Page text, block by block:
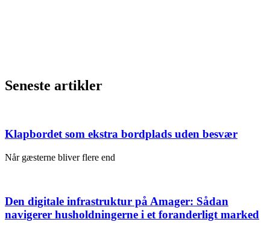
Seneste artikler
Klapbordet som ekstra bordplads uden besvær
Når gæsterne bliver flere end
Den digitale infrastruktur på Amager: Sådan
navigerer husholdningerne i et foranderligt marked